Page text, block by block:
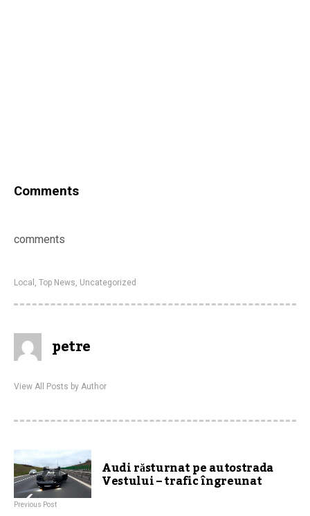
Comments
comments
Local , Top News, Uncategorized
petre
View All Posts by Author
Audi răsturnat pe autostrada
Vestului – trafic îngreunat
Previous Post